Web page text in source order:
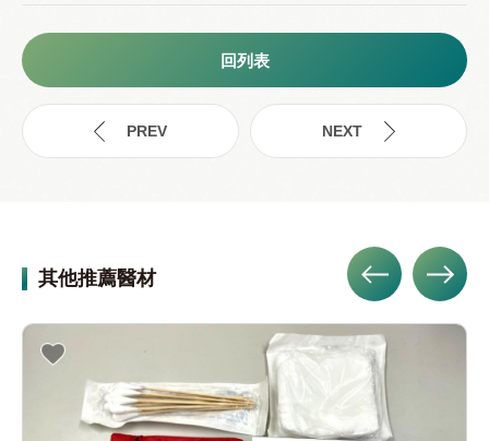
回列表
其他推薦醫材